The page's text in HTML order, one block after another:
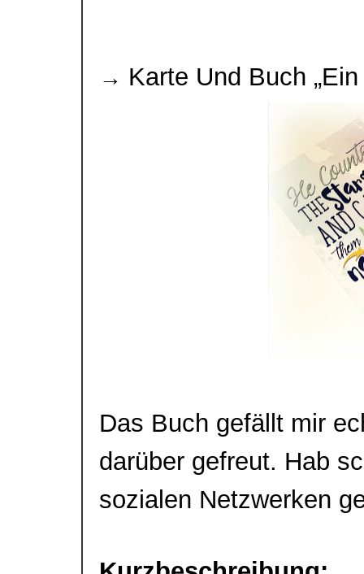
→ Karte Und Buch
Das Buch gefällt mir
darüber gefreut. Hab
sozialen Netzwerken